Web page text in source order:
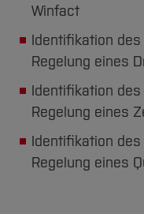
Winfact
Identifikation
Regelung eines
Identifikation
Regelung eines
Identifikation
Regelung eines